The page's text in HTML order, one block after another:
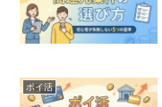
ポイ活